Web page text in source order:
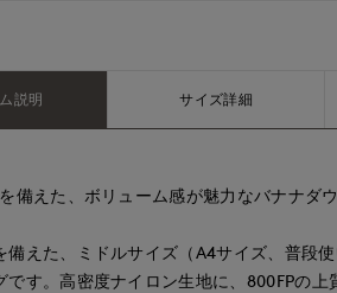
説明 サイズ詳細
備えた、ボリューム感が魅力なバナナダ
備えた、ミドルサイズ（A4サイズ、普段
です。高密度ナイロン生地に、800FPの上